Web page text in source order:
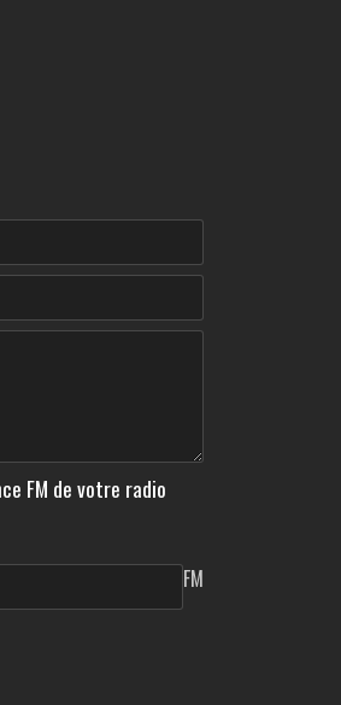
FM de votre radio
FM